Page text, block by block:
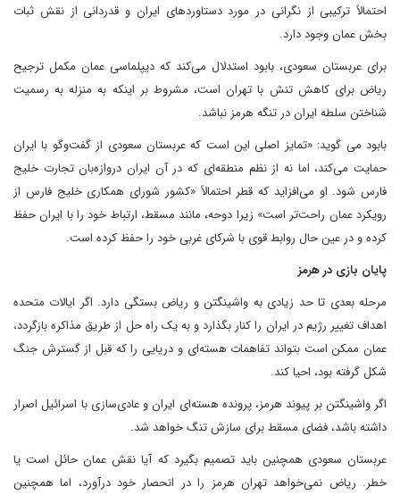
احتمالاً ترکیبی از نگرانی در مورد دستاوردهای ایران و قدردانی از نقش ثبات
بخش عمان وجود دارد.
برای عربستان سعودی، بابود استدلال می‌کند که دیپلماسی عمان مکمل ترجیح
ریاض برای کاهش تنش با تهران است، مشروط بر اینکه به منزله به رسمیت
شناختن سلطه ایران در تنگه هرمز نباشد.
بابود می گوید: «تمایز اصلی این است که عربستان سعودی از گفت‌وگو با ایران
حمایت می‌کند، اما نه از نظم منطقه‌ای که در آن ایران دروازه‌بان تجارت خلیج
فارس شود. او می‌افزاید که قطر احتمالاً «کشور شورای همکاری خلیج فارس از
رویکرد عمان راحت‌تر است» زیرا دوحه، مانند مسقط، ارتباط خود را با ایران حفظ
کرده و در عین حال روابط قوی با شرکای غربی خود را حفظ کرده است.
پایان بازی در هرمز
مرحله بعدی تا حد زیادی به واشینگتن و ریاض بستگی دارد. اگر ایالات متحده
اهداف تغییر رژیم در ایران را کنار بگذارد و به یک راه حل از طریق مذاکره بازگردد،
عمان ممکن است بتواند تفاهمات هسته‌ای و دریایی را که قبل از گسترش جنگ
شکل گرفته بود، احیا کند.
اگر واشینگتن بر پیوند هرمز، پرونده هسته‌ای ایران و عادی‌سازی با اسرائیل اصرار
داشته باشد، فضای مسقط برای سازش تنگ خواهد شد.
عربستان سعودی همچنین باید تصمیم بگیرد که آیا نقش عمان حائل است یا
خطر. ریاض نمی‌خواهد تهران هرمز را در انحصار خود درآورد، اما همچنین